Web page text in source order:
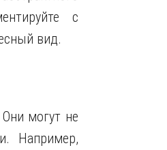
с
вид.
могут не
Например,